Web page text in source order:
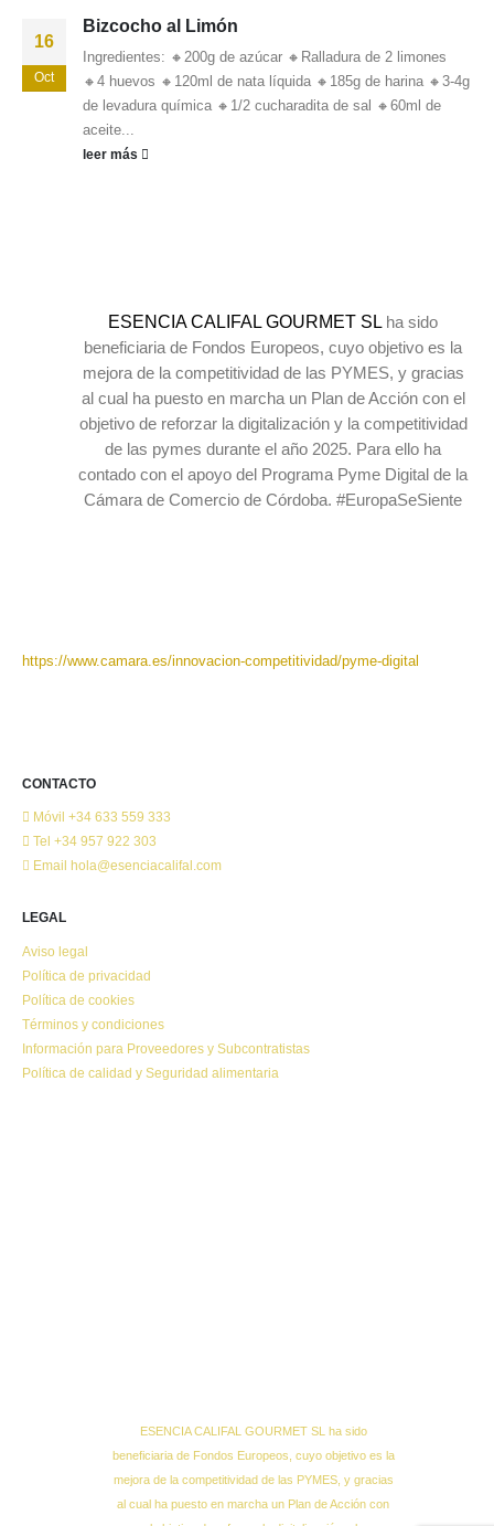
16
Oct
Bizcocho al Limón
Ingredientes: 🔸200g de azúcar 🔸Ralladura de 2 limones
🔸4 huevos 🔸120ml de nata líquida 🔸185g de harina 🔸3-4g
de levadura química 🔸1/2 cucharadita de sal 🔸60ml de
aceite...
leer más
ESENCIA CALIFAL GOURMET SL ha sido
beneficiaria de Fondos Europeos, cuyo objetivo es la
mejora de la competitividad de las PYMES, y gracias
al cual ha puesto en marcha un Plan de Acción con el
objetivo de reforzar la digitalización y la competitividad
de las pymes durante el año 2025. Para ello ha
contado con el apoyo del Programa Pyme Digital de la
Cámara de Comercio de Córdoba. #EuropaSeSiente
https://www.camara.es/innovacion-competitividad/pyme-digital
CONTACTO
Móvil +34 633 559 333
Tel +34 957 922 303
Email
hola@esenciacalifal.com
LEGAL
Aviso legal
Política de privacidad
Política de cookies
Términos y condiciones
Información para Proveedores y Subcontratistas
Política de calidad y Seguridad alimentaria
ESENCIA CALIFAL GOURMET SL ha sido
beneficiaria de Fondos Europeos, cuyo objetivo es la
mejora de la competitividad de las PYMES, y gracias
al cual ha puesto en marcha un Plan de Acción con